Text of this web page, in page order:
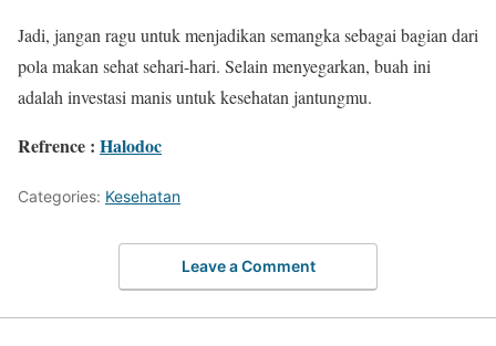
Jadi, jangan ragu untuk menjadikan semangka sebagai bagian dari
pola makan sehat sehari-hari. Selain menyegarkan, buah ini
adalah investasi manis untuk kesehatan jantungmu.
Refrence : Halodoc
Categories: Kesehatan
Leave a Comment